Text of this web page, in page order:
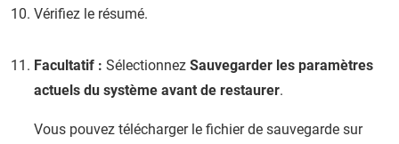
Vérifiez le résumé.
Facultatif : Sélectionnez Sauvegarder les paramètres
actuels du système avant de restaurer.
Vous pouvez télécharger le fichier de sauvegarde sur